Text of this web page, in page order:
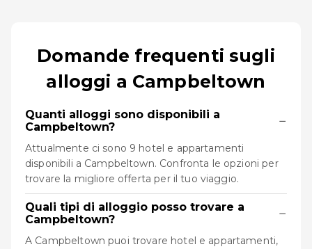
Domande frequenti sugli
alloggi a Campbeltown
Quanti alloggi sono disponibili a
Campbeltown?
−
Attualmente ci sono 9 hotel e appartamenti
disponibili a Campbeltown. Confronta le opzioni per
trovare la migliore offerta per il tuo viaggio.
Quali tipi di alloggio posso trovare a
Campbeltown?
−
A Campbeltown puoi trovare hotel e appartamenti,